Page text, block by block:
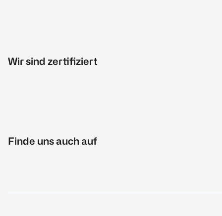
Wir sind zertifiziert
Finde uns auch auf